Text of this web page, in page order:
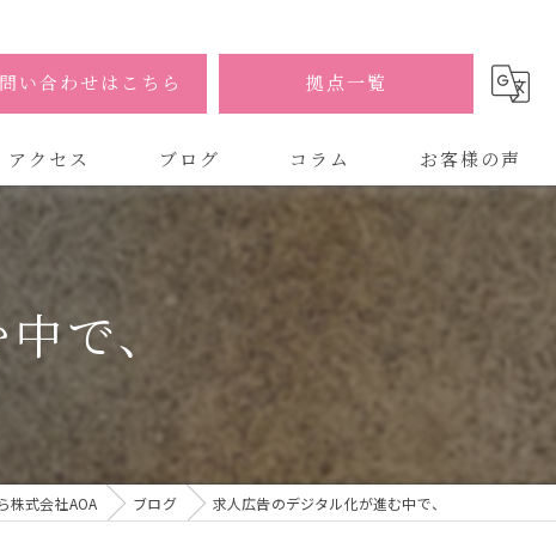
い合わせはこちら 拠点一覧
アクセス
株式会社AOA 東京 渋谷オフィス
式会社AOA 南森町オフィス
ブログ コラム お客様の声
で、
株式会社AOA ブログ 求人広告のデジタル化が進む中で、